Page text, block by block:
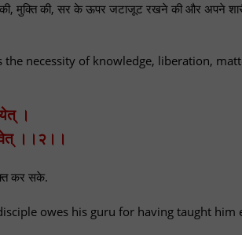
की, मुक्ति की, सर के ऊपर जटाजूट रखने की और अपने
necessity of knowledge, liberation,
।
भवेत् ।।२।।
कर सके.
owes his guru for having taught him